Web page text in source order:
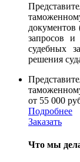
документов
запросов и
судебных
решения
от 55 000
Подробнее
Заказать
Что мы